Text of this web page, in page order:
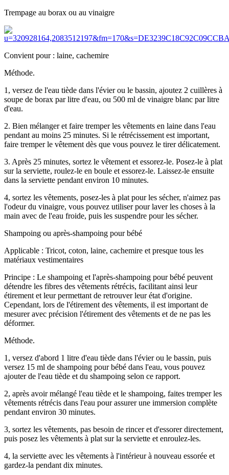
Trempage au borax ou au vinaigre
Convient pour : laine, cachemire
Méthode.
1, versez de l'eau tiède dans l'évier ou le bassin, ajoutez 2 cuillères à
soupe de borax par litre d'eau, ou 500 ml de vinaigre blanc par litre
d'eau.
2. Bien mélanger et faire tremper les vêtements en laine dans l'eau
pendant au moins 25 minutes. Si le rétrécissement est important,
faire tremper le vêtement dès que vous pouvez le tirer délicatement.
3. Après 25 minutes, sortez le vêtement et essorez-le. Posez-le à plat
sur la serviette, roulez-le en boule et essorez-le. Laissez-le ensuite
dans la serviette pendant environ 10 minutes.
4, sortez les vêtements, posez-les à plat pour les sécher, n'aimez pas
l'odeur du vinaigre, vous pouvez utiliser pour laver les choses à la
main avec de l'eau froide, puis les suspendre pour les sécher.
Shampoing ou après-shampoing pour bébé
Applicable : Tricot, coton, laine, cachemire et presque tous les
matériaux vestimentaires
Principe : Le shampoing et l'après-shampoing pour bébé peuvent
détendre les fibres des vêtements rétrécis, facilitant ainsi leur
étirement et leur permettant de retrouver leur état d'origine.
Cependant, lors de l'étirement des vêtements, il est important de
mesurer avec précision l'étirement des vêtements et de ne pas les
déformer.
Méthode.
1, versez d'abord 1 litre d'eau tiède dans l'évier ou le bassin, puis
versez 15 ml de shampoing pour bébé dans l'eau, vous pouvez
ajouter de l'eau tiède et du shampoing selon ce rapport.
2, après avoir mélangé l'eau tiède et le shampoing, faites tremper les
vêtements rétrécis dans l'eau pour assurer une immersion complète
pendant environ 30 minutes.
3, sortez les vêtements, pas besoin de rincer et d'essorer directement,
puis posez les vêtements à plat sur la serviette et enroulez-les.
4, la serviette avec les vêtements à l'intérieur à nouveau essorée et
gardez-la pendant dix minutes.